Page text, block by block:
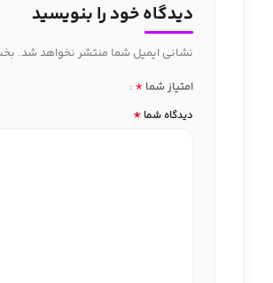
دیدگاه خود را بنویسید
نشانی ایمیل شما منتشر نخواهد شد.
امتیاز شما *
دیدگاه شما *